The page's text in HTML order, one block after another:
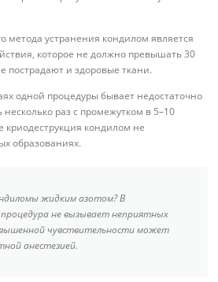
метода устранения кондилом является
которое не должно превышать 30
пострадают и здоровые ткани.
одной процедуры бывает недостаточно
несколько раз с промежутком в 5–10
кондилом не
образованиях.
жидким азотом? В
не вызывает неприятных
чувствительности может
анестезией.